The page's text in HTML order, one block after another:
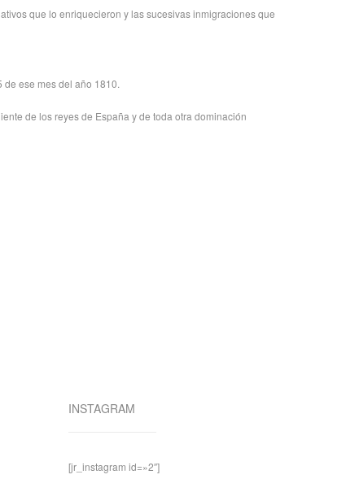
que lo enriquecieron y las sucesivas inmigraciones que
ese mes del año 1810.
de los reyes de España y de toda otra dominación
INSTAGRAM
[jr_instagram id=»2″]